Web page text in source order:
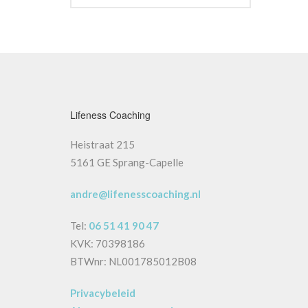
Lifeness Coaching
Heistraat 215
5161 GE Sprang-Capelle
andre@lifenesscoaching.nl
Tel: 06 51 41 90 47
KVK: 70398186
BTWnr: NL001785012B08
Privacybeleid